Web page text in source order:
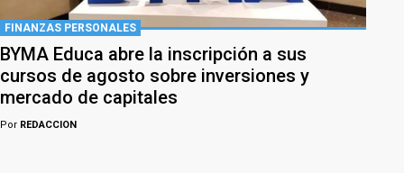
FINANZAS PERSONALES
BYMA Educa abre la inscripción a sus
cursos de agosto sobre inversiones y
mercado de capitales
Por REDACCION